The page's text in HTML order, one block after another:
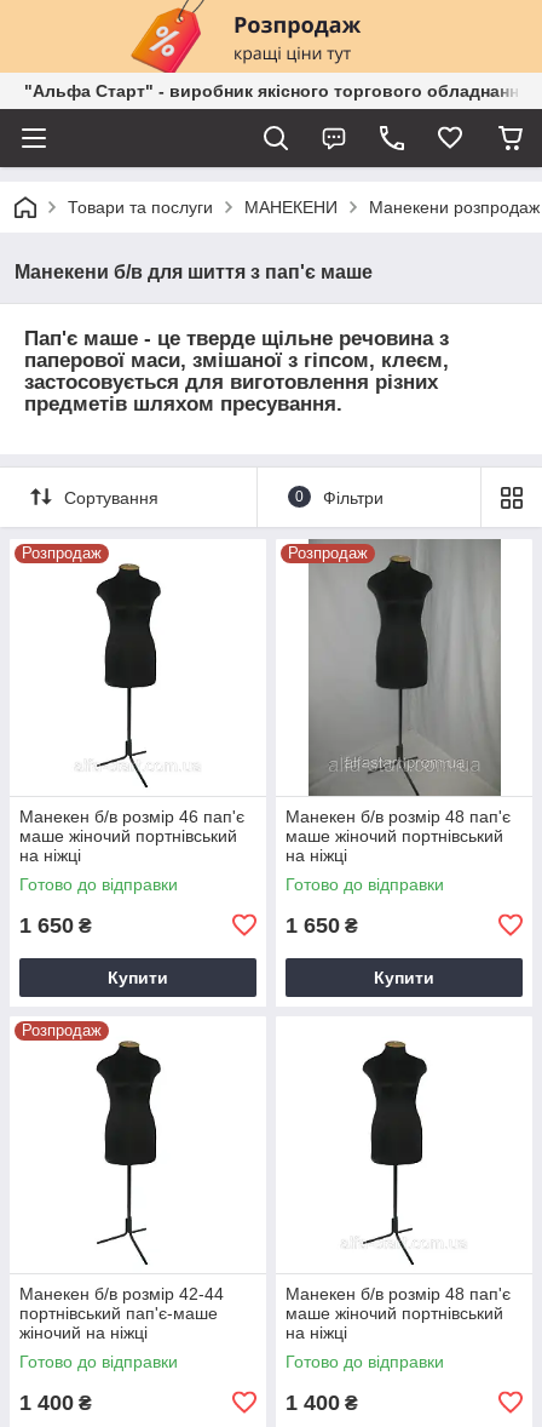
"Альфа Старт" - виробник якісного торгового обладнання
Товари та послуги МАНЕКЕНИ Манекени розпродаж
Манекени б/в для шиття з пап'є маше
Пап'є маше - це тверде щільне речовина з
паперової маси, змішаної з гіпсом, клеєм,
застосовується для виготовлення різних
предметів шляхом пресування.
Сортування 0 Фільтри
Розпродаж
Манекен б/в розмір 46 пап'є
маше жіночий портнівський
на ніжці
Готово до відправки
1 650 ₴
Купити
Розпродаж
Манекен б/в розмір 48 пап'є
маше жіночий портнівський
на ніжці
Готово до відправки
1 650 ₴
Купити
Розпродаж
Манекен б/в розмір 42-44
портнівський пап'є-маше
жіночий на ніжці
Готово до відправки
1 400 ₴
Манекен б/в розмір 48 пап'є
маше жіночий портнівський
на ніжці
Готово до відправки
1 400 ₴